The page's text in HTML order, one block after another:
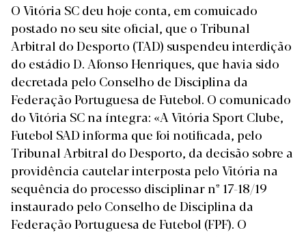
O Vitória SC deu hoje conta, em comuicado
postado no seu site oficial, que o Tribunal
Arbitral do Desporto (TAD) suspendeuinterdição
do estádio D. Afonso Henriques, que havia sido
decretada pelo Conselho de Disciplina da
Federação Portuguesa de Futebol. O comunicado
do Vitória SC na íntegra: «A Vitória Sport Clube,
Futebol SAD informa que foi notificada, pelo
Tribunal Arbitral do Desporto, da decisão sobre a
providência cautelar interposta pelo Vitória na
sequência do processo disciplinar nº 17-18/19
instaurado pelo Conselho de Disciplina da
Federação Portuguesa de Futebol (FPF). O